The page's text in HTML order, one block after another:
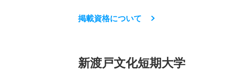
掲載資格について
新渡戸文化短期大学